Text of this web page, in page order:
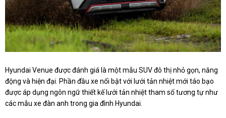
Hyundai Venue được đánh giá là một mẫu SUV đô thị nhỏ gọn, năng
động và hiện đại. Phần đầu xe nổi bật với lưới tản nhiệt mới táo bạo
được áp dụng ngôn ngữ thiết kế lưới tản nhiệt tham số tương tự như
các mẫu xe đàn anh trong gia đình Hyundai.